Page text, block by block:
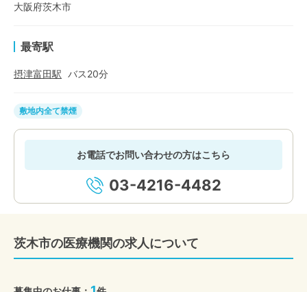
大阪府茨木市
最寄駅
摂津富田駅 バス20分
敷地内全て禁煙
お電話でお問い合わせの方はこちら
03-4216-4482
茨木市の医療機関の求人について